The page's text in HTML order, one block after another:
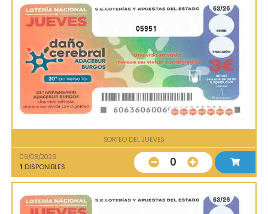
05951
SORTEO DEL JUEVES
06/08/2026
1 DISPONIBLES 0